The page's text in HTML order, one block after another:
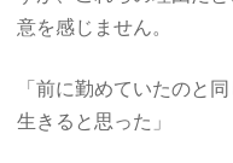
意を感じません。
「前に勤めていたのと
生きると思った」